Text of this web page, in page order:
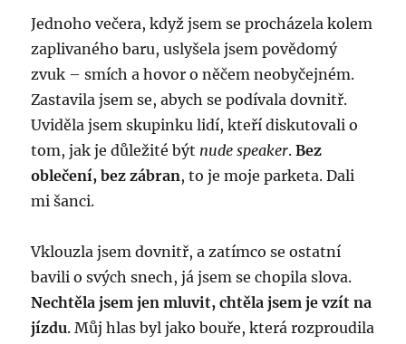
Jednoho večera, když jsem se procházela kolem
zaplivaného baru, uslyšela jsem povědomý
zvuk – smích a hovor o něčem neobyčejném.
Zastavila jsem se, abych se podívala dovnitř.
Uviděla jsem skupinku lidí, kteří diskutovali o
tom, jak je důležité být nude speaker.Bez
oblečení, bez zábran, to je moje parketa. Dali
mi šanci.
Vklouzla jsem dovnitř, a zatímco se ostatní
bavili o svých snech, já jsem se chopila slova.
Nechtěla jsem jen mluvit, chtěla jsem je vzít na
jízdu. Můj hlas byl jako bouře, která rozproudila